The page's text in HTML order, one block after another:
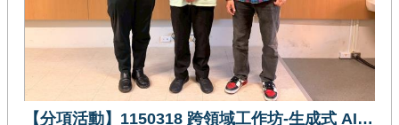
助參與者掌握生成式AI於工作場域之應用潛力，並強化
於AI導入規劃、流程優化及數位轉型等面向之整體理解
與實務應用能力。
【分項活動】1150318 跨領域工作坊-生成式 AI 與 AWS 雲端應用實戰：「服務部署、自動化應用與架構解析」